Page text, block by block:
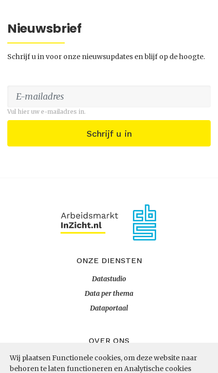
Wij plaatsen Functionele cookies, om deze website naar
behoren te laten functioneren en Analytische cookies
Nieuwsbrief
Schrijf u in voor onze nieuwsupdates en blijf op de hoogte.
Vul hier uw e-mailadres in.
Schrijf u in
ONZE DIENSTEN
Datastudio
Data per thema
Dataportaal
OVER ONS
InZicht